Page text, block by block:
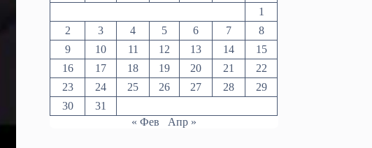
1
2
3 4 5 6 7
8
9
10 11 12 13 14
15
16
17 18 19 20 21
22
23
24 25 26 27 28
29
30
31
« Фев
Апр »